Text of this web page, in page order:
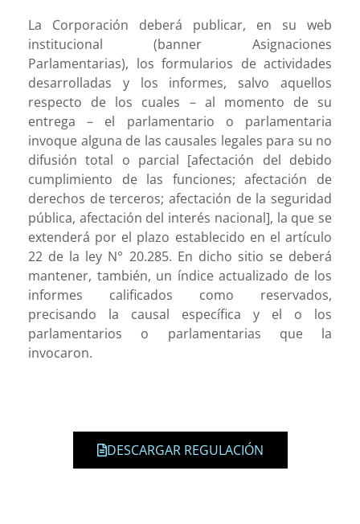
La Corporación deberá publicar, en su web
institucional (banner Asignaciones
Parlamentarias), los formularios de actividades
desarrolladas y los informes, salvo aquellos
respecto de los cuales – al momento de su
entrega – el parlamentario o parlamentaria
invoque alguna de las causales legales para su no
difusión total o parcial [afectación del debido
cumplimiento de las funciones; afectación de
derechos de terceros; afectación de la seguridad
pública, afectación del interés nacional], la que se
extenderá por el plazo establecido en el artículo
22 de la ley N° 20.285. En dicho sitio se deberá
mantener, también, un índice actualizado de los
informes calificados como reservados,
precisando la causal específica y el o los
parlamentarios o parlamentarias que la
invocaron.
DESCARGAR REGULACIÓN